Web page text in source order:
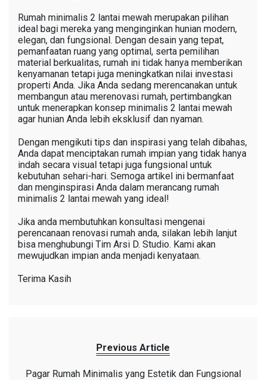
Rumah minimalis 2 lantai mewah merupakan pilihan
ideal bagi mereka yang menginginkan hunian modern,
elegan, dan fungsional. Dengan desain yang tepat,
pemanfaatan ruang yang optimal, serta pemilihan
material berkualitas, rumah ini tidak hanya memberikan
kenyamanan tetapi juga meningkatkan nilai investasi
properti Anda. Jika Anda sedang merencanakan untuk
membangun atau merenovasi rumah, pertimbangkan
untuk menerapkan konsep minimalis 2 lantai mewah
agar hunian Anda lebih eksklusif dan nyaman.
Dengan mengikuti tips dan inspirasi yang telah dibahas,
Anda dapat menciptakan rumah impian yang tidak hanya
indah secara visual tetapi juga fungsional untuk
kebutuhan sehari-hari. Semoga artikel ini bermanfaat
dan menginspirasi Anda dalam merancang rumah
minimalis 2 lantai mewah yang ideal!
Jika anda membutuhkan konsultasi mengenai
perencanaan renovasi rumah anda, silakan lebih lanjut
bisa menghubungi Tim Arsi D. Studio. Kami akan
mewujudkan impian anda menjadi kenyataan.
Terima Kasih
Previous Article
Pagar Rumah Minimalis yang Estetik dan Fungsional